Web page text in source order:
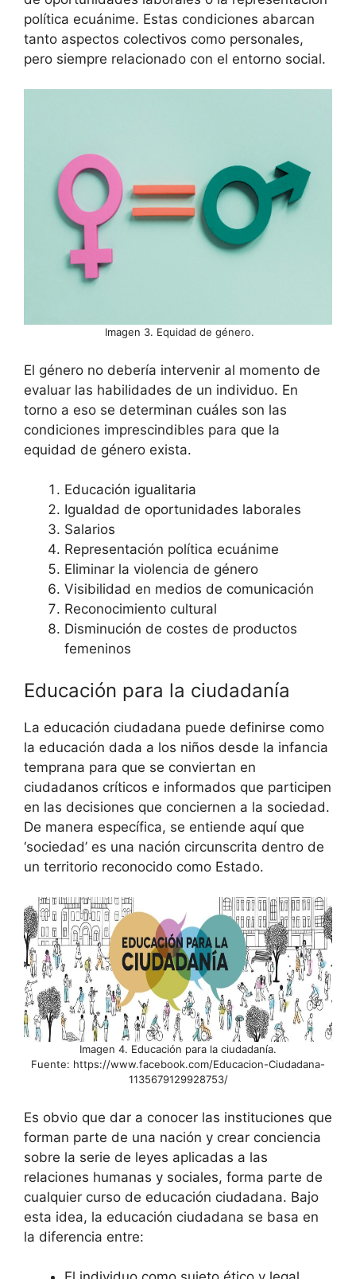
política ecuánime. Estas condiciones abarcan
tanto aspectos colectivos como personales,
pero siempre relacionado con el entorno social.
Imagen 3. Equidad de género.
El género no debería intervenir al momento de
evaluar las habilidades de un individuo. En
torno a eso se determinan cuáles son las
condiciones imprescindibles para que la
equidad de género exista.
Educación igualitaria
Igualdad de oportunidades laborales
Salarios
Representación política ecuánime
Eliminar la violencia de género
Visibilidad en medios de comunicación
Reconocimiento cultural
Disminución de costes de productos
femeninos
Educación para la ciudadanía
La educación ciudadana puede definirse como
la educación dada a los niños desde la infancia
temprana para que se conviertan en
ciudadanos críticos e informados que participen
en las decisiones que conciernen a la sociedad.
De manera específica, se entiende aquí que
‘sociedad’ es una nación circunscrita dentro de
un territorio reconocido como Estado.
Imagen 4. Educación para la ciudadanía.
Fuente: https://www.facebook.com/Educacion-Ciudadana-
1135679129928753/
Es obvio que dar a conocer las instituciones que
forman parte de una nación y crear conciencia
sobre la serie de leyes aplicadas a las
relaciones humanas y sociales, forma parte de
cualquier curso de educación ciudadana. Bajo
esta idea, la educación ciudadana se basa en
la diferencia entre: